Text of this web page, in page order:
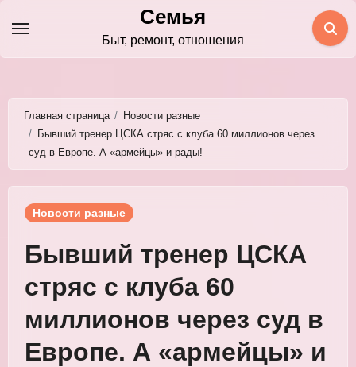
содержимому
Семья
Быт, ремонт, отношения
Главная страница
Новости разные
Бывший тренер ЦСКА стряс с клуба 60 миллионов через
суд в Европе. А «армейцы» и рады!
Новости разные
Бывший тренер ЦСКА
стряс с клуба 60
миллионов через суд в
Европе. А «армейцы» и